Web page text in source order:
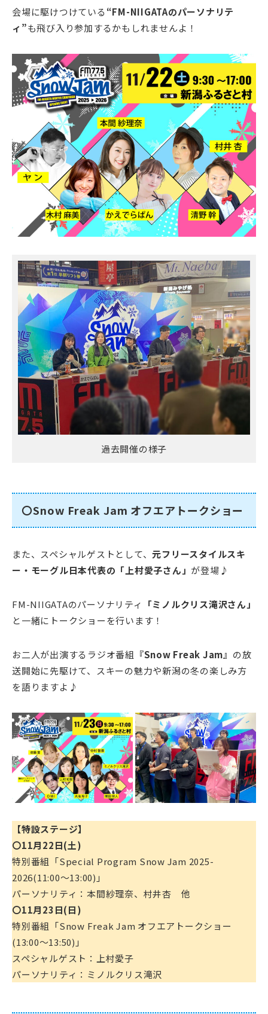
会場に駆けつけている “FM-NIIGATAのパーソナリテ
ィ”も飛び入り参加するかもしれませんよ！
過去開催の様子
〇Snow Freak Jam オフエアトークショー
また、スペシャルゲストとして、元フリースタイルスキ
ー・モーグル日本代表の「上村愛子さん」 が登場♪
FM-NIIGATAのパーソナリティ
「ミノルクリス滝沢さん」
と一緒にトークショーを行います！
お二人が出演するラジオ番組 『Snow Freak Jam』 の放
送開始に先駆けて、スキーの魅力や新潟の冬の楽しみ方
を語りますよ♪
【特設ステージ】
〇11月22日(土)
特別番組「Special Program Snow Jam 2025-
2026(11:00～13:00)」
パーソナリティ：本間紗理奈、村井杏 他
〇11月23日(日)
特別番組「Snow Freak Jam オフエアトークショー
(13:00～13:50)」
スペシャルゲスト：上村愛子
パーソナリティ：ミノルクリス滝沢